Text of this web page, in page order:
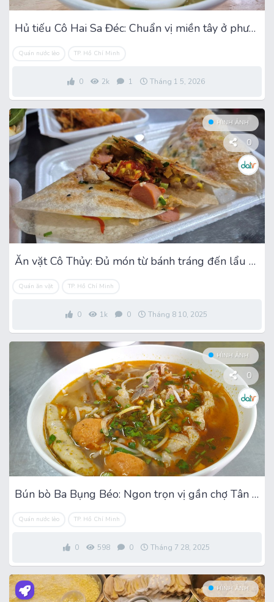
Hủ tiếu Cô Hai Sa Đéc: Chuẩn vị miền tây ở phường Phú Thọ Hòa
Quán nước lèo TP. Hồ Chí Minh
0 2k 1 Tháng 1 5, 2026
HÌNH ẢNH
0
Ăn vặt Cô Thủy: Đủ món từ bánh tráng đến lẩu cá viên
Quán ăn vặt TP. Hồ Chí Minh
0 1k 0 Tháng 8 10, 2025
HÌNH ẢNH
0
Bún bò Ba Bụng Béo: Ngon trọn vị gần chợ Tân Hương
Quán nước lèo TP. Hồ Chí Minh
0 598 0 Tháng 7 28, 2025
HÌNH ẢNH